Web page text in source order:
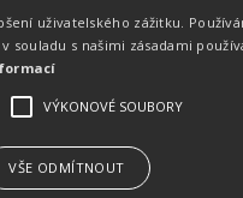
na profesionální
sportovních
registraci na
a publikaci
Úvod Kalendář akcí
uživatelského zážitku.
souladu s našimi zásadami
VÝKONOVÉ SOUBORY
VŠE ODMÍTNOUT